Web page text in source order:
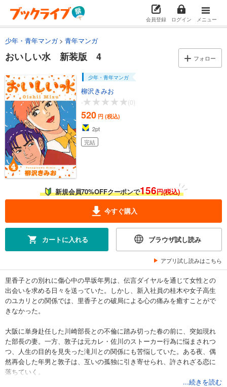
会員登録 ログイン メニュー
少年・青年マンガ 青年マンガ
おいしい水 新装版 4 フォロー
少年・青年マンガ
柳沢きみお
-
(0)
520 円 (税込)
2pt
完結
新規会員70%OFFクーポンで156円(税込)
今すぐ購入
カートに入れる ブラウザ試し読み
アプリ試し読みはこちら
里香子との別れに傷心中の早坂年男は、伝言ダイヤルを通じて女性との
出会いを求める日々を送っていた。しかし、新入社員の桂木や女子高生
のユカリとの関係では、里香子との破局による心の痛みを癒すことがで
きなかった。
大阪に単身赴任した川崎部長との不倫に踏み切った春の前に、突如現れ
た部長の妻。一方、敦子は元カレ・佐川のストーカー行為に悩まされつ
つ、人生の目的を見失った滝川との関係にも苦悩していた。ある夜、偶
然再会した年男と敦子は、互いの孤独に引き寄せられ、許されざる恋に
落ちていく。
...続きを読む